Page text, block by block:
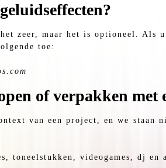
zeer, maar het is optioneel. Als
toe:
of verpakken met
van een project, en we
toneelstukken, videogames, dj en